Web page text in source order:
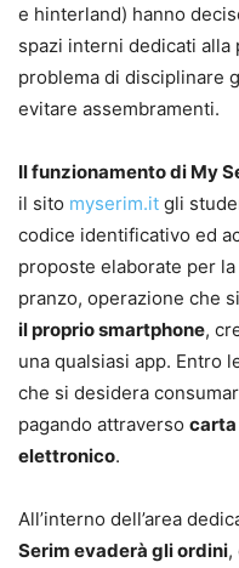
e hinterland) hanno
spazi interni dedicati alla
problema di disciplinare
evitare assembramenti.
Il funzionamento di My
il sito myserim.it gli
codice identificativo ed
proposte elaborate per
pranzo, operazione che
il proprio smartphone,
una qualsiasi app. Entro
che si desidera
pagando attraverso carta
elettronico.
All’interno dell’area
Serim evaderà gli ordini,